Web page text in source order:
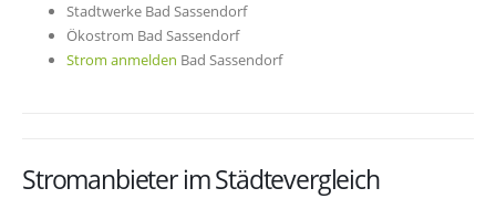
Stadtwerke Bad Sassendorf
Ökostrom Bad Sassendorf
Strom anmelden Bad Sassendorf
Stromanbieter im Städtevergleich